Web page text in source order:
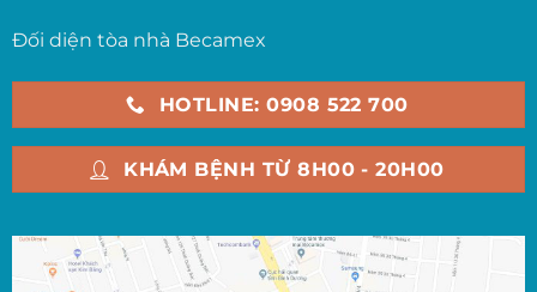
Đối diện tòa nhà Becamex
HOTLINE: 0908 522 700
KHÁM BỆNH TỪ 8H00 - 20H00